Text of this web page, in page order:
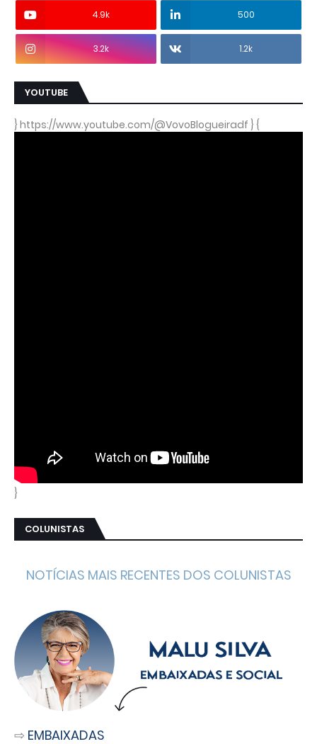
4.9k 500
3.2k 1.2k
YOUTUBE
} https://www.youtube.com/@VovoBlogueiradf } {
}
COLUNISTAS
NOTÍCIAS MAIS RECENTES DOS COLUNISTAS
⇨ EMBAIXADAS